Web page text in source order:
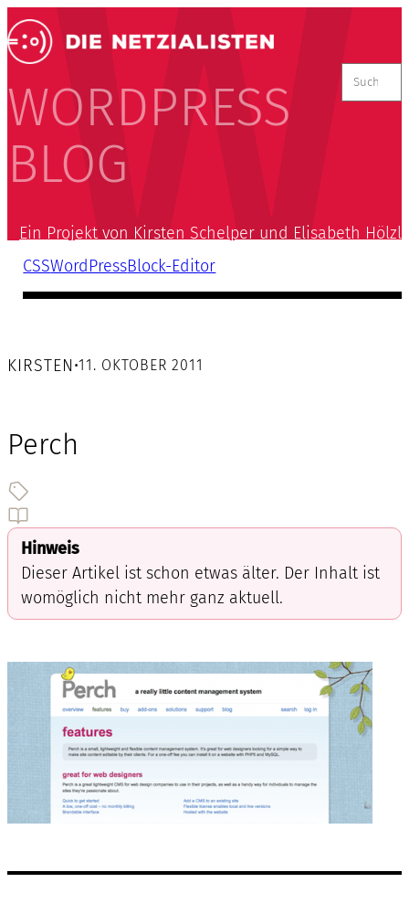
WORDPRESS
BLOG
nach:
Ein Projekt von Kirsten Schelper und Elisabeth Hölzl
CSSWordPressBlock-Editor
KIRSTEN•11. OKTOBER 2011
Perch
Hinweis
Dieser Artikel ist schon etwas älter. Der Inhalt ist
womöglich nicht mehr ganz aktuell.